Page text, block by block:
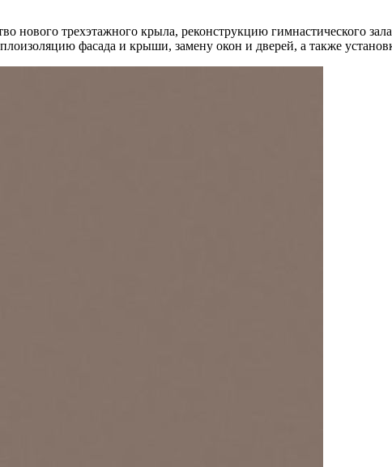
нового трехэтажного крыла, реконструкцию гимнастического
фасада и крыши, замену окон и дверей, а также